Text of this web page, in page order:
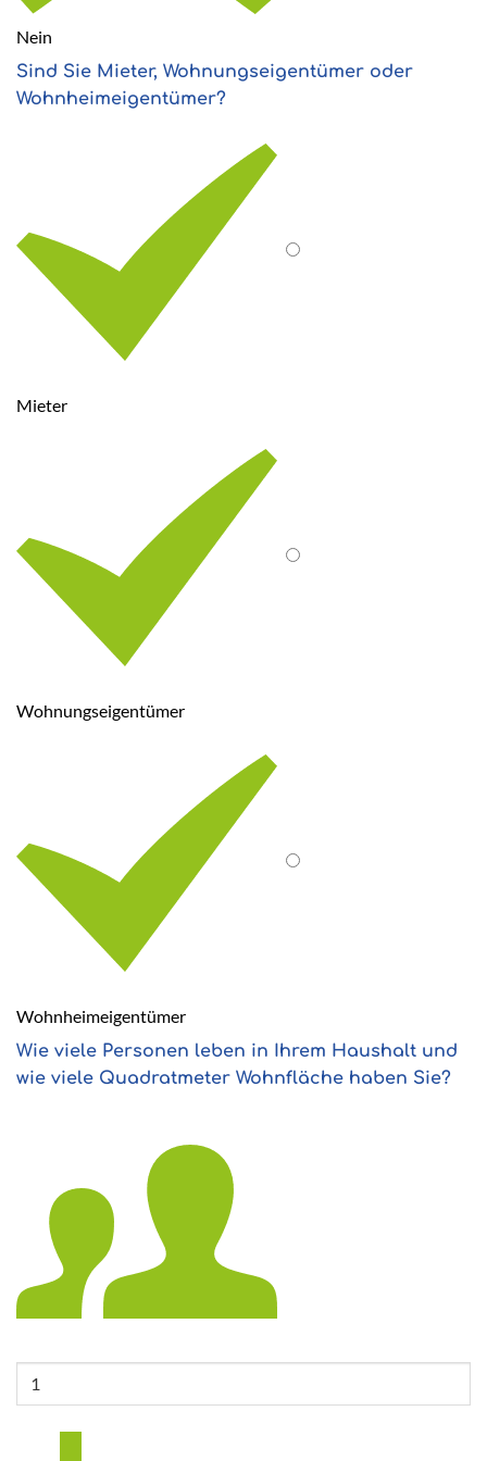
Nein
Sind Sie Mieter, Wohnungseigentümer oder
Wohnheimeigentümer?
Mieter
Wohnungseigentümer
Wohnheimeigentümer
Wie viele Personen leben in Ihrem Haushalt und
wie viele Quadratmeter Wohnfläche haben Sie?